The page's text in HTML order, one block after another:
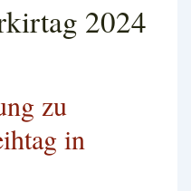
2024
zu
in